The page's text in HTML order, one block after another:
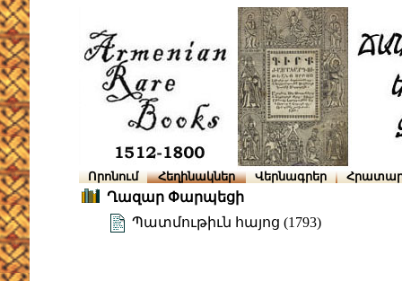
Որոնում Հեղինակներ Վերնագրեր
Ղազար Փարպեցի
Պատմութիւն հայոց (1793)